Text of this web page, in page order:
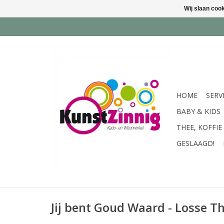
HOME
BABY & KIDS
THEE,
GESLAAGD!
Jij bent Goud Waard - Losse
Wij slaan